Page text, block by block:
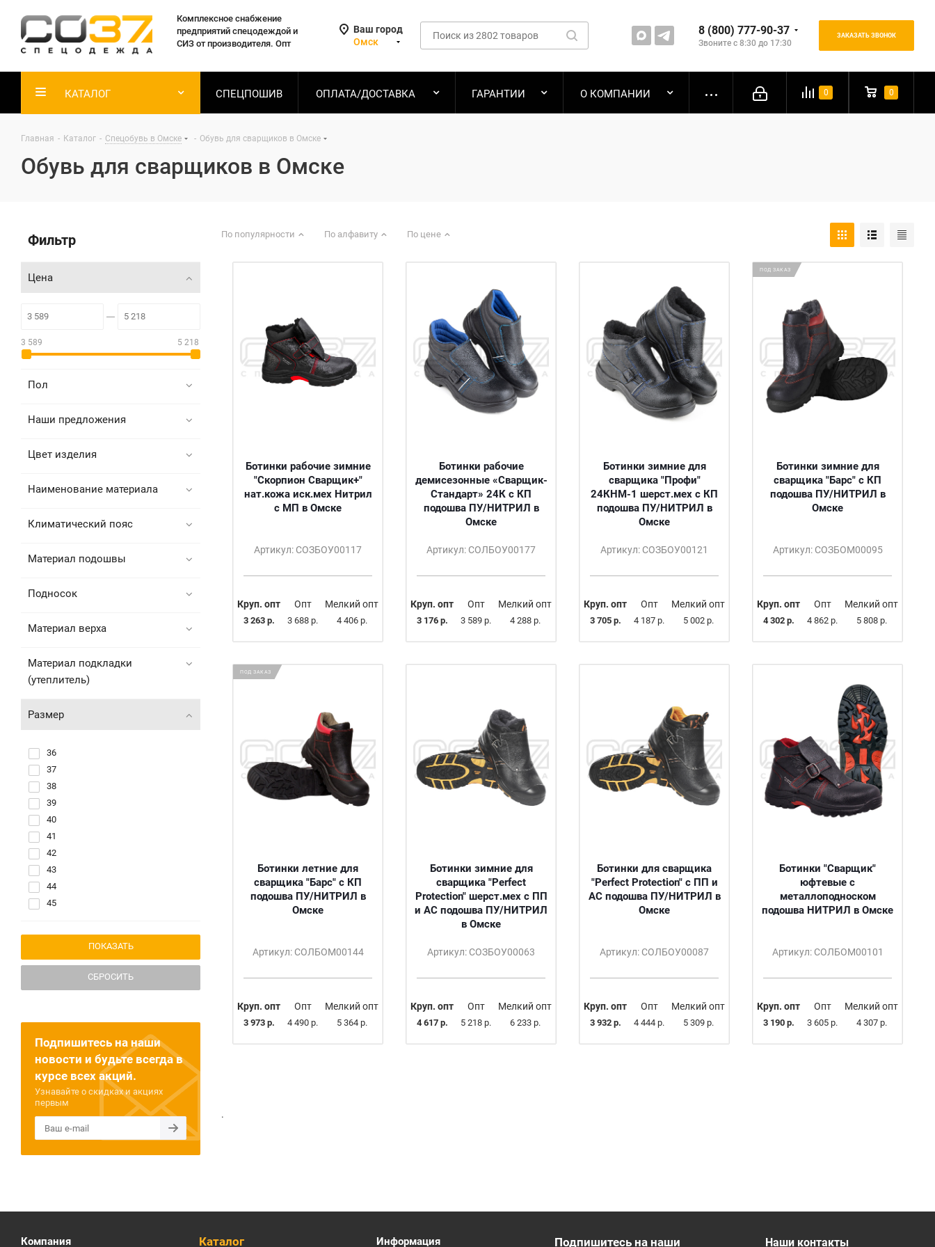
Комплексное снабжение
предприятий спецодеждой и
СИЗ от производителя. Опт
Ваш город
Омск
8 (800) 777-90-37
Звоните с 8:30 до 17:30
ЗАКАЗАТЬ ЗВОНОК
0 0
КАТАЛОГ СПЕЦПОШИВ ОПЛАТА/ДОСТАВКА ГАРАНТИИ О КОМПАНИИ
Главная - Каталог - Спецобувь в Омске - Обувь для сварщиков в Омске
Обувь для сварщиков в Омске
По популярности По алфавиту По цене
Ботинки рабочие зимние
"Скорпион Сварщик+"
нат.кожа иск.мех Нитрил
с МП в Омске
Артикул: СОЗБОУ00117
Круп. опт
3 263 р.
Опт
3 688 р.
Мелкий опт
4 406 р.
Ботинки рабочие
демисезонные «Сварщик-
Стандарт» 24К с КП
подошва ПУ/НИТРИЛ в
Омске
Артикул: СОЛБОУ00177
Круп. опт
3 176 р.
Опт
3 589 р.
Мелкий опт
4 288 р.
Ботинки зимние для
сварщика "Профи"
24КНМ-1 шерст.мех с КП
подошва ПУ/НИТРИЛ в
Омске
Артикул: СОЗБОУ00121
Круп. опт
3 705 р.
Опт
4 187 р.
Мелкий опт
5 002 р.
ПОД ЗАКАЗ
Ботинки зимние для
сварщика "Барс" с КП
подошва ПУ/НИТРИЛ в
Омске
Артикул: СОЗБОМ00095
Круп. опт
4 302 р.
Опт
4 862 р.
Мелкий опт
5 808 р.
ПОД ЗАКАЗ
Ботинки летние для
сварщика "Барс" с КП
подошва ПУ/НИТРИЛ в
Омске
Артикул: СОЛБОМ00144
Круп. опт
3 973 р.
Опт
4 490 р.
Мелкий опт
5 364 р.
Ботинки зимние для
сварщика "Perfect
Protection" шерст.мех с ПП
и АС подошва ПУ/НИТРИЛ
в Омске
Артикул: СОЗБОУ00063
Круп. опт
4 617 р.
Опт
5 218 р.
Мелкий опт
6 233 р.
Ботинки для сварщика
"Perfect Protection" с ПП и
АС подошва ПУ/НИТРИЛ в
Омске
Артикул: СОЛБОУ00087
Круп. опт
3 932 р.
Опт
4 444 р.
Мелкий опт
5 309 р.
Ботинки "Сварщик"
юфтевые с
металлоподноском
подошва НИТРИЛ в Омске
Артикул: СОЛБОМ00101
Круп. опт
3 190 р.
Опт
3 605 р.
Мелкий опт
4 307 р.
.
Фильтр
Цена
3 589 5 218
Пол
Наши предложения
Цвет изделия
Наименование материала
Климатический пояс
Материал подошвы
Подносок
Материал верха
Материал подкладки
(утеплитель)
Размер
36
37
38
39
40
41
42
43
44
45
47
СБРОСИТЬ
Подпишитесь на наши
новости и будьте всегда в
курсе всех акций.
Узнавайте о скидках и акциях
первым
Компания Каталог Информация Подпишитесь на наши Наши контакты